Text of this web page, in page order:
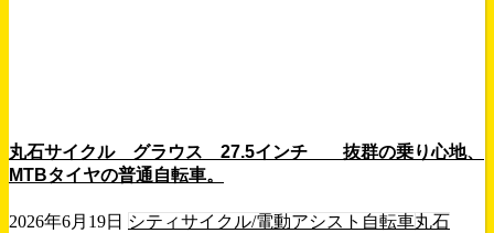
丸石サイクル グラウス 27.5インチ 抜群の乗り心地、
MTBタイヤの普通自転車。
2026年6月19日 シティサイクル/電動アシスト自転車丸石